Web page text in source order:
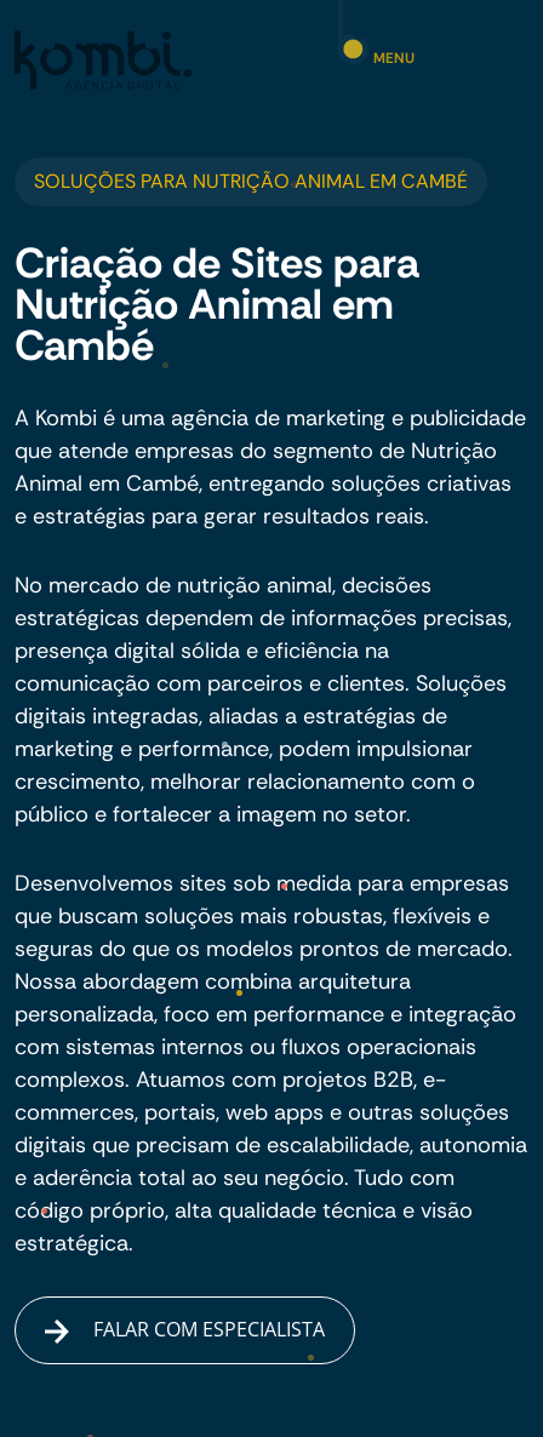
MENU
SOLUÇÕES PARA NUTRIÇÃO ANIMAL EM CAMBÉ
Criação de Sites para
Nutrição Animal em
Cambé
A Kombi é uma agência de marketing e publicidade
que atende empresas do segmento de Nutrição
Animal em Cambé, entregando soluções criativas
e estratégias para gerar resultados reais.
No mercado de nutrição animal, decisões
estratégicas dependem de informações precisas,
presença digital sólida e eficiência na
comunicação com parceiros e clientes. Soluções
digitais integradas, aliadas a estratégias de
marketing e performance, podem impulsionar
crescimento, melhorar relacionamento com o
público e fortalecer a imagem no setor.
Desenvolvemos sites sob medida para empresas
que buscam soluções mais robustas, flexíveis e
seguras do que os modelos prontos de mercado.
Nossa abordagem combina arquitetura
personalizada, foco em performance e integração
com sistemas internos ou fluxos operacionais
complexos. Atuamos com projetos B2B, e-
commerces, portais, web apps e outras soluções
digitais que precisam de escalabilidade, autonomia
e aderência total ao seu negócio. Tudo com
código próprio, alta qualidade técnica e visão
estratégica.
FALAR COM ESPECIALISTA